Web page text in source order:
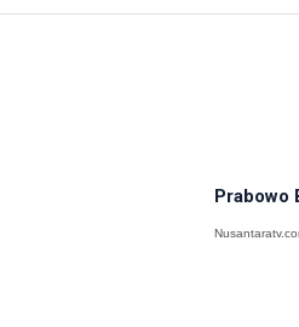
Prabowo